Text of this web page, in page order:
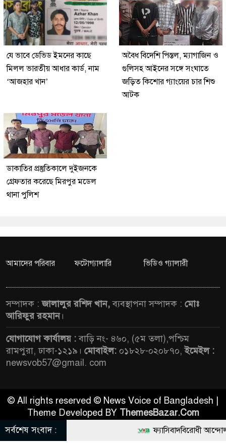
যে ভাবে ডেভিড ইমনের কাছে
মিলল ভারতীয় আধার কার্ড, নাম
‘আজহার খান’
অবৈধ বিদেশি পিস্তল, ম্যাগাজিন ও
গুলিসহ আইনের সঙ্গে সংঘাতে
জড়িত কিশোর গ্যাংয়ের চার শিশু
আটক
ডাকাতির প্রস্তুতিকালে দুইজনকে
গ্রেফতার করেছে মিরপুর মডেল
থানা পুলিশ
আমাদের পরিবার ফটোগ্যালারি ভিডিও গ্যালারী
সম্পাদক :জালালুর রশিদ খান,ব্যবস্থাপনা সম্পাদক : মোঃ
আরিফুর রহমান।
যোগাযোগ কার্যালয় :বাড়ি নং- ৪৬০, (৫ম তলা),পশ্চিম
রামপুরা, ঢাকা-১২১৯। মোবাইল: ০১৮২৮-০২০৮৭০,ইমেইল :
newsvob57@gmail. com
© All rights reserved © News Voice of Bangladesh |
Theme Developed BY ThemesBazar.Com
সর্বশেষ সংবাদ : ফ্যাসিবাদবিরোধী আন্দোলনে